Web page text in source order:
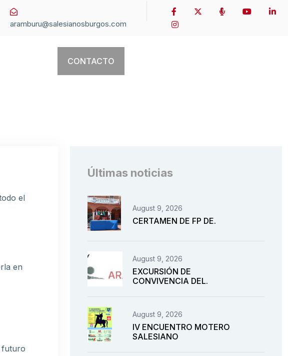
aramburu@salesianosburgos.com
CONTACTO
el
en
futuro
Últimas noticias
August 9, 2026
CERTAMEN DE FP DE.
August 9, 2026
EXCURSIÓN DE
CONVIVENCIA DEL.
August 9, 2026
IV ENCUENTRO MOTERO
SALESIANO